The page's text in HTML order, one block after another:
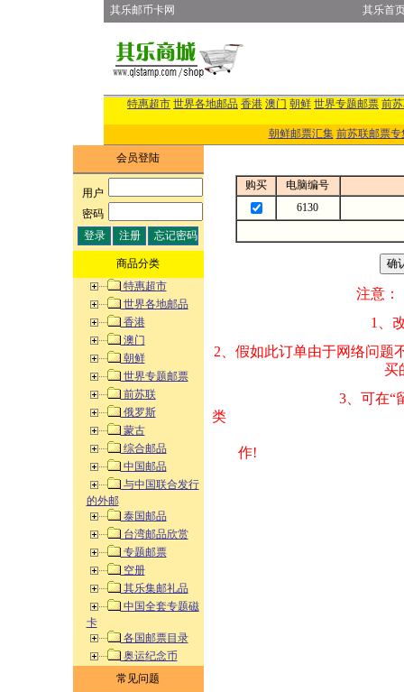
其乐邮币卡网 其乐首
特惠超市 世界各地邮品 香港 澳门 朝鲜 世界专题邮票 前
朝鲜邮票汇集 前苏联邮票专
会员登陆
用户:
密码:
商品分类
特惠超市
世界各地邮品
香港
澳门
朝鲜
世界专题邮票
前苏联
俄罗斯
蒙古
综合邮品
中国邮品
与中国联合发行
的外邮
泰国邮品
台湾邮品欣赏
专题邮票
空册
其乐集邮礼品
中国全套专题磁
卡
各国邮票目录
奥运纪念币
常见问题
购买
电脑编号
6130
注意：
1、改变商品数量
2、假如此订单由
买的邮品的“
3、可在“
类 方式告之
作!